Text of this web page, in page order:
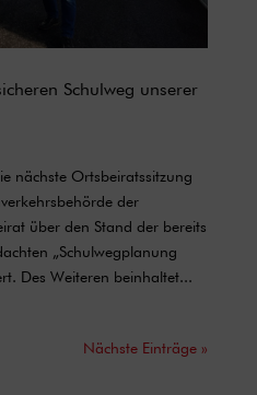
Schulweg unserer
nächste Ortsbeiratssitzung
der
über den Stand der bereits
„Schulwegplanung
Des Weiteren beinhaltet...
Nächste Einträge »